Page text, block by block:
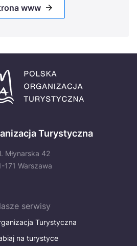
www
Turystyczna
Młynarska 42
171 Warszawa
serwisy
Turystyczna
na turystyce